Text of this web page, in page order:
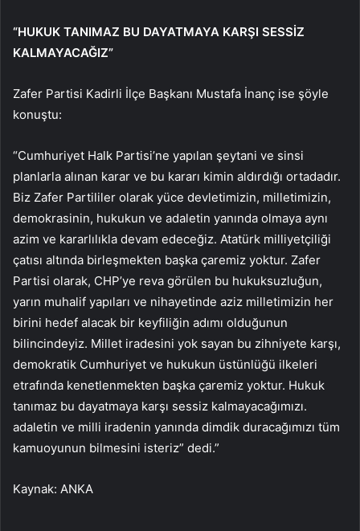
“HUKUK TANIMAZ BU DAYATMAYA KARŞI SESSİZ
KALMAYACAĞIZ”
Zafer Partisi Kadirli İlçe Başkanı Mustafa İnanç ise şöyle
konuştu:
“Cumhuriyet Halk Partisi’ne yapılan şeytani ve sinsi
planlarla alınan karar ve bu kararı kimin aldırdığı ortadadır.
Biz Zafer Partililer olarak yüce devletimizin, milletimizin,
demokrasinin, hukukun ve adaletin yanında olmaya aynı
azim ve kararlılıkla devam edeceğiz. Atatürk milliyetçiliği
çatısı altında birleşmekten başka çaremiz yoktur. Zafer
Partisi olarak, CHP’ye reva görülen bu hukuksuzluğun,
yarın muhalif yapıları ve nihayetinde aziz milletimizin her
birini hedef alacak bir keyfiliğin adımı olduğunun
bilincindeyiz. Millet iradesini yok sayan bu zihniyete karşı,
demokratik Cumhuriyet ve hukukun üstünlüğü ilkeleri
etrafında kenetlenmekten başka çaremiz yoktur. Hukuk
tanımaz bu dayatmaya karşı sessiz kalmayacağımızı.
adaletin ve milli iradenin yanında dimdik duracağımızı tüm
kamuoyunun bilmesini isteriz” dedi.”
Kaynak: ANKA